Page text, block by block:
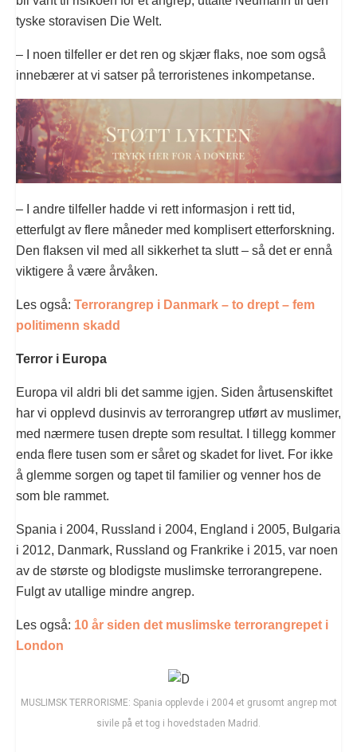
tyske storavisen Die Welt.
– I noen tilfeller er det ren og skjær flaks, noe som også
innebærer at vi satser på terroristenes inkompetanse.
– I andre tilfeller hadde vi rett informasjon i rett tid,
etterfulgt av flere måneder med komplisert etterforskning.
Den flaksen vil med all sikkerhet ta slutt – så det er ennå
viktigere å være årvåken.
Les også: Terrorangrep i Danmark – to drept – fem
politimenn skadd
Terror i Europa
Europa vil aldri bli det samme igjen. Siden årtusenskiftet
har vi opplevd dusinvis av terrorangrep utført av muslimer,
med nærmere tusen drepte som resultat. I tillegg kommer
enda flere tusen som er såret og skadet for livet. For ikke
å glemme sorgen og tapet til familier og venner hos de
som ble rammet.
Spania i 2004, Russland i 2004, England i 2005, Bulgaria
i 2012, Danmark, Russland og Frankrike i 2015, var noen
av de største og blodigste muslimske terrorangrepene.
Fulgt av utallige mindre angrep.
Les også: 10 år siden det muslimske terrorangrepet i
London
MUSLIMSK TERRORISME: Spania opplevde i 2004 et grusomt angrep mot
sivile på et tog i hovedstaden Madrid.